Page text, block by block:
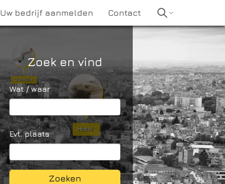
Uw bedrijf aanmelden Contact
Zoek en vind
Wat / waar
Evt. plaats
Zoeken